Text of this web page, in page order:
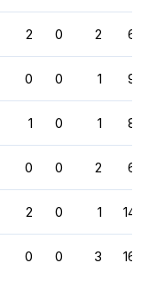
2 0 2 6
0 0 1 9
1 0 1 8
0 0 2 6
2 0 1 14
0 0 3 16